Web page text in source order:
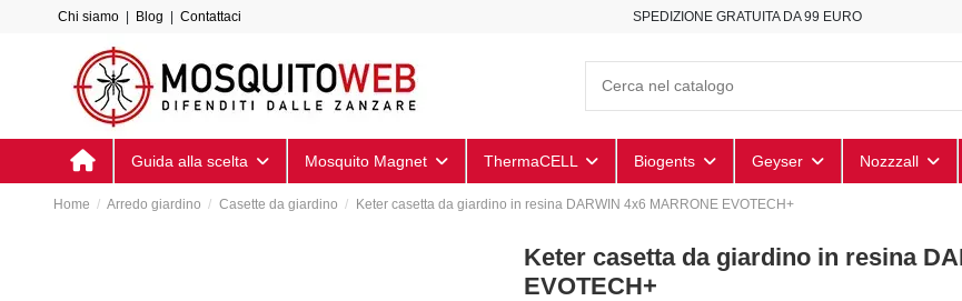
Chi siamo Blog Contattaci SPEDIZIONE GRATUITA DA 99 EURO
Guida alla scelta Mosquito Magnet ThermaCELL Biogents Geyser Nozzzall
Home Arredo giardino Casette da giardino Keter casetta da giardino in resina DARWIN 4x6 MARRONE EVOTECH+
Keter casetta da giardino in resina
EVOTECH+